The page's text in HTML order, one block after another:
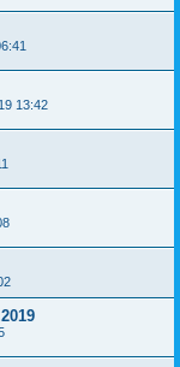
13:42